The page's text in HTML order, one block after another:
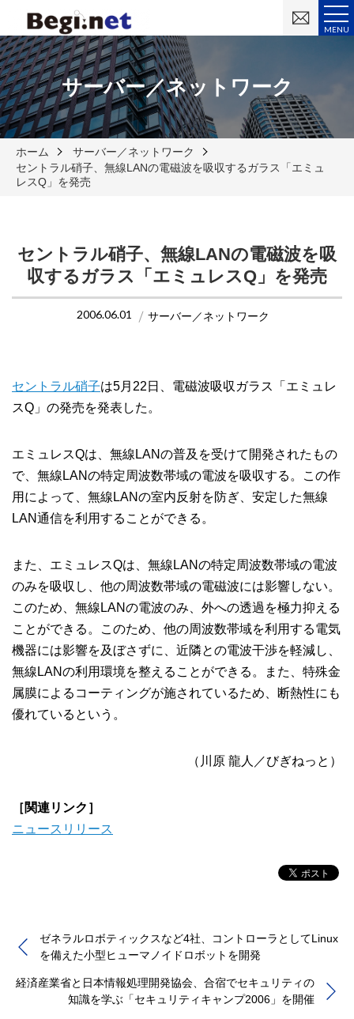
MENU
い
サーバー／ネットワーク
ホーム
サーバー／ネットワーク
セントラル硝子、無線LANの電磁波を吸収するガラス「エミュ
レスQ」を発売
セントラル硝子、無線LANの電磁波を吸
収するガラス「エミュレスQ」を発売
2006.06.01 サーバー／ネットワーク
セントラル硝子は5月22日、電磁波吸収ガラス「エミュレ
スQ」の発売を発表した。
エミュレスQは、無線LANの普及を受けて開発されたもの
で、無線LANの特定周波数帯域の電波を吸収する。この作
用によって、無線LANの室内反射を防ぎ、安定した無線
LAN通信を利用することができる。
また、エミュレスQは、無線LANの特定周波数帯域の電波
のみを吸収し、他の周波数帯域の電磁波には影響しない。
このため、無線LANの電波のみ、外への透過を極力抑える
ことができる。このため、他の周波数帯域を利用する電気
機器には影響を及ぼさずに、近隣との電波干渉を軽減し、
無線LANの利用環境を整えることができる。また、特殊金
属膜によるコーティングが施されているため、断熱性にも
優れているという。
（川原 龍人／びぎねっと）
［関連リンク］
ニュースリリース
ゼネラルロボティックスなど4社、コントローラとしてLinux
を備えた小型ヒューマノイドロボットを開発
経済産業省と日本情報処理開発協会、合宿でセキュリティの
知識を学ぶ「セキュリティキャンプ2006」を開催